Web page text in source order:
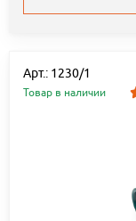
Арт.: 1230/1
Товар в наличии